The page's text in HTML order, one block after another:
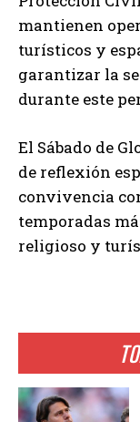
mantienen
turísticos y
garantizar la
durante este
El Sábado de
de reflexión
convivencia
temporadas
religioso y